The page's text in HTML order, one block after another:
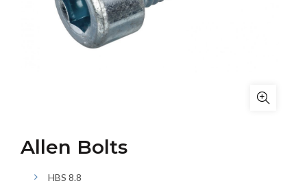
Allen Bolts
HBS 8.8